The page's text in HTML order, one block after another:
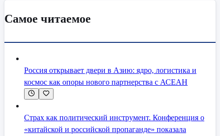
Самое читаемое
Россия открывает двери в Азию: ядро, логистика и
космос как опоры нового партнерства с АСЕАН
Страх как политический инструмент. Конференция о
«китайской и российской пропаганде» показала